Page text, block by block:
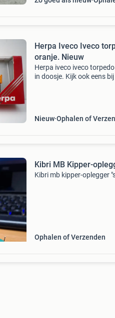
Herpa Iveco Iveco
oranje. Nieuw
Herpa iveco iveco
in doosje. Kijk ook eens
Nieuw Ophalen of
Kibri MB Kipper-
Kibri mb kipper-oplegger
Ophalen of Verzenden